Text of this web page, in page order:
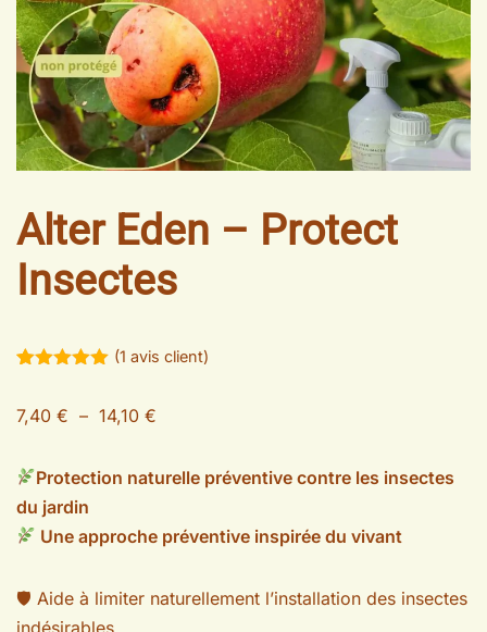
Alter Eden – Protect
Insectes
basé sur
(1 avis client)
7,40 € – 14,10 €
Protection naturelle préventive contre les insectes
du jardin
Une approche préventive inspirée du vivant
🛡 Aide à limiter naturellement l’installation des insectes
indésirables